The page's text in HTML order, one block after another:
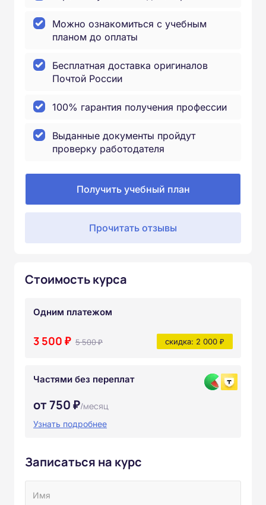
Можно ознакомиться с учебным
планом до оплаты
Бесплатная доставка оригиналов
Почтой России
100% гарантия получения профессии
Выданные документы пройдут
проверку работодателя
Получить учебный план
Прочитать отзывы
Стоимость курса
Одним платежом
3 500 ₽ 5 500 ₽ скидка: 2 000 ₽
Частями без переплат
от 750 ₽/месяц
Узнать подробнее
Записаться на курс